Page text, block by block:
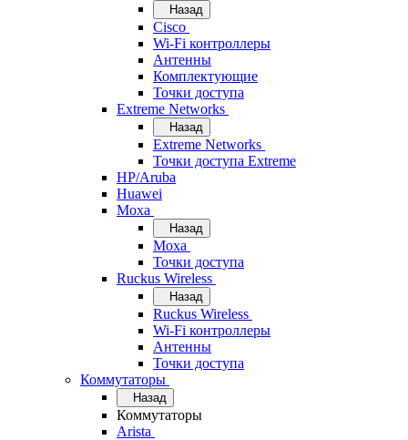
Назад
Cisco
Wi-Fi контроллеры
Антенны
Комплектующие
Точки доступа
Extreme Networks
Назад
Extreme Networks
Точки доступа Extreme
HP/Aruba
Huawei
Moxa
Назад
Moxa
Точки доступа
Ruckus Wireless
Назад
Ruckus Wireless
Wi-Fi контроллеры
Антенны
Точки доступа
Коммутаторы
Назад
Коммутаторы
Arista